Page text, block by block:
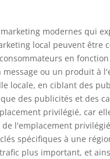
modernes qui
local peuvent être
en
ou un produit à
locale, en ciblant des
des publicités et des
privilégié, car
l'emplacement
spécifiques à une
plus important, et